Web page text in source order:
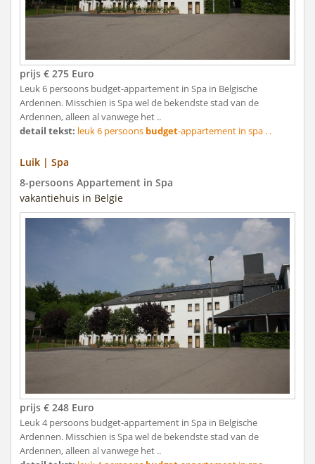
prijs € 275 Euro
Leuk 6 persoons budget-appartement in Spa in Belgische
Ardennen. Misschien is Spa wel de bekendste stad van de
Ardennen, alleen al vanwege het ..
detail tekst: leuk 6 persoons budget-appartement in spa . .
Luik | Spa
8-persoons Appartement in Spa
vakantiehuis in Belgie
prijs € 248 Euro
Leuk 4 persoons budget-appartement in Spa in Belgische
Ardennen. Misschien is Spa wel de bekendste stad van de
Ardennen, alleen al vanwege het ..